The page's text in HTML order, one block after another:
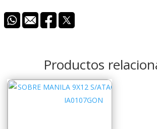
Productos